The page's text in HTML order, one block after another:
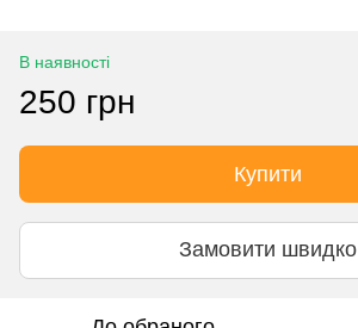
В наявності
250 грн
Купити
Замовити швидко